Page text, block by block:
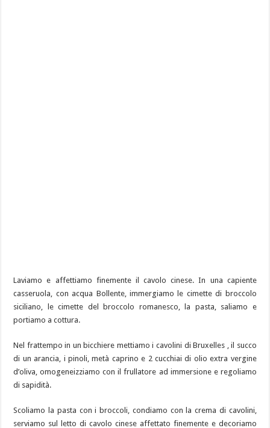
Laviamo e affettiamo finemente il cavolo cinese. In una capiente
casseruola, con acqua Bollente, immergiamo le cimette di broccolo
siciliano, le cimette del broccolo romanesco, la pasta, saliamo e
portiamo a cottura.
Nel frattempo in un bicchiere mettiamo i cavolini di Bruxelles , il succo
di un arancia, i pinoli, metà caprino e 2 cucchiai di olio extra vergine
d’oliva, omogeneizziamo con il frullatore ad immersione e regoliamo
di sapidità.
Scoliamo la pasta con i broccoli, condiamo con la crema di cavolini,
serviamo sul letto di cavolo cinese affettato finemente e decoriamo